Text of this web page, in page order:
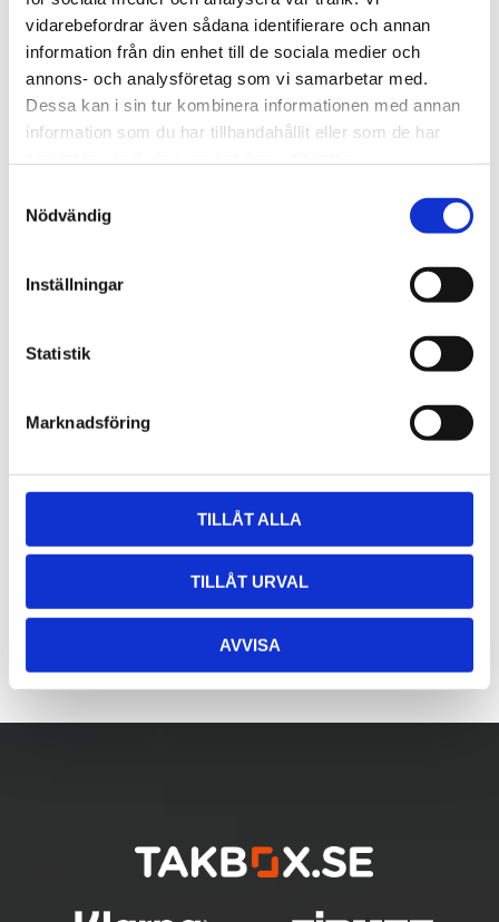
vidarebefordrar även sådana identifierare och annan
information från din enhet till de sociala medier och
annons- och analysföretag som vi samarbetar med.
Dessa kan i sin tur kombinera informationen med annan
information som du har tillhandahållit eller som de har
Nödvändig
Inställningar
Statistik
Marknadsföring
TILLÅT ALLA
TILLÅT URVAL
AVVISA
Lättmonterad
lasthållarfot för Thule Evo-
takräcken, för fordon med
integrerad reling.
1 795 kr
1 975 kr
720600
Lättmonterad
lasthållarfot för Thule
Edge-takräcken, för
fordon med integrerad
reling.
2 525kr
2 635kr